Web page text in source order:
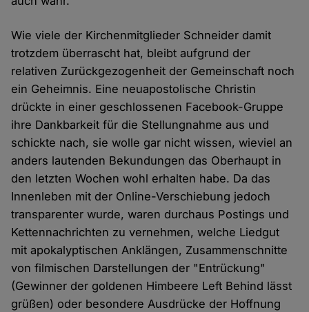
Wie viele der Kirchenmitglieder Schneider damit
trotzdem überrascht hat, bleibt aufgrund der
relativen Zurückgezogenheit der Gemeinschaft noch
ein Geheimnis. Eine neuapostolische Christin
drückte in einer geschlossenen Facebook-Gruppe
ihre Dankbarkeit für die Stellungnahme aus und
schickte nach, sie wolle gar nicht wissen, wieviel an
anders lautenden Bekundungen das Oberhaupt in
den letzten Wochen wohl erhalten habe. Da das
Innenleben mit der Online-Verschiebung jedoch
transparenter wurde, waren durchaus Postings und
Kettennachrichten zu vernehmen, welche Liedgut
mit apokalyptischen Anklängen, Zusammenschnitte
von filmischen Darstellungen der "Entrückung"
(Gewinner der goldenen Himbeere Left Behind lässt
grüßen) oder besondere Ausdrücke der Hoffnung